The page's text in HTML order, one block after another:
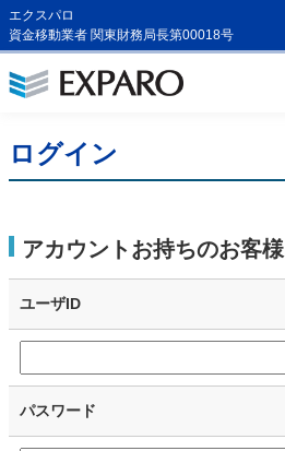
エクスパロ
資金移動業者 関東財務局長第00018号
ログイン
アカウントお持ちのお客様
ユーザID
パスワード